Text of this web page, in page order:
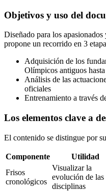
Objetivos y uso del
Diseñado para los
propone un recorrido en 3
Adquisición de los
Olímpicos antiguos
Análisis de las
oficiales
Entrenamiento a través
Los elementos clave a
El contenido se distingue por
Componente Utilidad
Frisos
cronológicos
Visualizar la
evolución de las
disciplinas